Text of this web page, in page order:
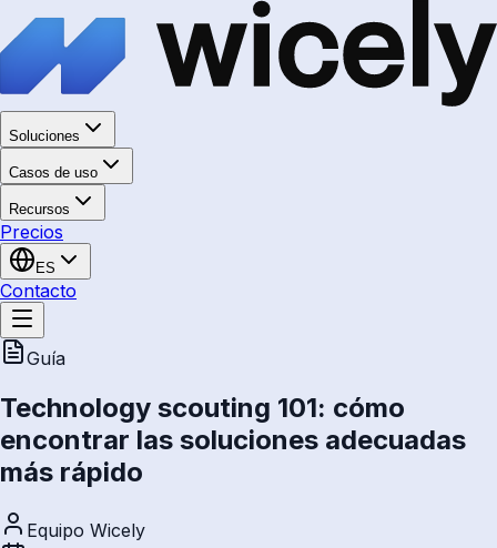
Soluciones
Casos de uso
Recursos
Precios
ES
Contacto
Guía
Technology scouting 101: cómo
encontrar las soluciones adecuadas
más rápido
Equipo Wicely